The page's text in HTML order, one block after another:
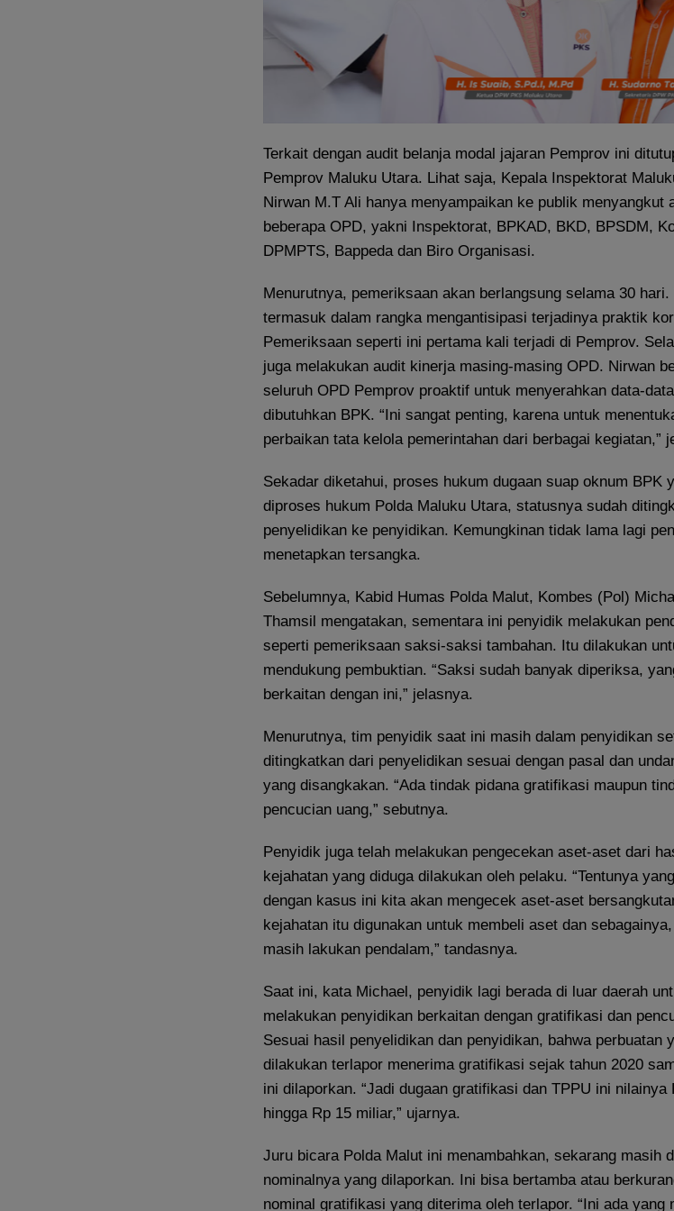
Terkait dengan audit belanja modal jajaran Pemprov ini
Pemprov Maluku Utara. Lihat saja, Kepala Inspektorat
Nirwan M.T Ali hanya menyampaikan ke publik menyangkut
beberapa OPD, yakni Inspektorat, BPKAD, BKD, BPSDM,
DPMPTS, Bappeda dan Biro Organisasi.
Menurutnya, pemeriksaan akan berlangsung selama 30 hari.
termasuk dalam rangka mengantisipasi terjadinya praktik
Pemeriksaan seperti ini pertama kali terjadi di Pemprov.
juga melakukan audit kinerja masing-masing OPD. Nirwan
seluruh OPD Pemprov proaktif untuk menyerahkan data-
dibutuhkan BPK. “Ini sangat penting, karena untuk
perbaikan tata kelola pemerintahan dari berbagai kegiatan,”
Sekadar diketahui, proses hukum dugaan suap oknum BPK
diproses hukum Polda Maluku Utara, statusnya sudah
penyelidikan ke penyidikan. Kemungkinan tidak lama lagi
menetapkan tersangka.
Sebelumnya, Kabid Humas Polda Malut, Kombes (Pol)
Thamsil mengatakan, sementara ini penyidik melakukan
seperti pemeriksaan saksi-saksi tambahan. Itu dilakukan
mendukung pembuktian. “Saksi sudah banyak diperiksa,
berkaitan dengan ini,” jelasnya.
Menurutnya, tim penyidik saat ini masih dalam penyidikan
ditingkatkan dari penyelidikan sesuai dengan pasal dan
yang disangkakan. “Ada tindak pidana gratifikasi maupun
pencucian uang,” sebutnya.
Penyidik juga telah melakukan pengecekan aset-aset dari
kejahatan yang diduga dilakukan oleh pelaku. “Tentunya
dengan kasus ini kita akan mengecek aset-aset
kejahatan itu digunakan untuk membeli aset dan
masih lakukan pendalam,” tandasnya.
Saat ini, kata Michael, penyidik lagi berada di luar daerah
melakukan penyidikan berkaitan dengan gratifikasi dan
Sesuai hasil penyelidikan dan penyidikan, bahwa perbuatan
dilakukan terlapor menerima gratifikasi sejak tahun 2020
ini dilaporkan. “Jadi dugaan gratifikasi dan TPPU ini nilainya
hingga Rp 15 miliar,” ujarnya.
Juru bicara Polda Malut ini menambahkan, sekarang masih
nominalnya yang dilaporkan. Ini bisa bertamba atau
nominal gratifikasi yang diterima oleh terlapor. “Ini ada yang